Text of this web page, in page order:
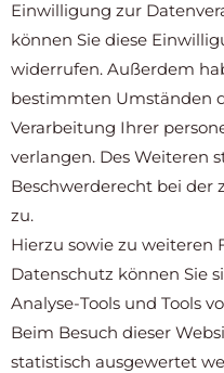
Einwilligung zur
können Sie diese
widerrufen. Außerdem
bestimmten Umständen
Verarbeitung Ihrer
verlangen. Des Weiteren
Beschwerderecht bei der
zu.
Hierzu sowie zu weiteren
Datenschutz können Sie
Analyse-Tools und Tools
Beim Besuch dieser
statistisch ausgewertet